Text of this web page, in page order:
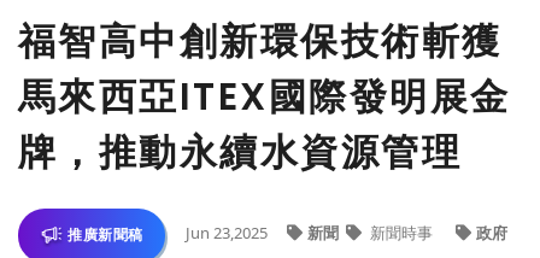
福智高中創新環保技術斬獲
馬來西亞ITEX國際發明展金
牌，推動永續水資源管理
推廣新聞稿 Jun 23,2025 新聞 新聞時事 政府